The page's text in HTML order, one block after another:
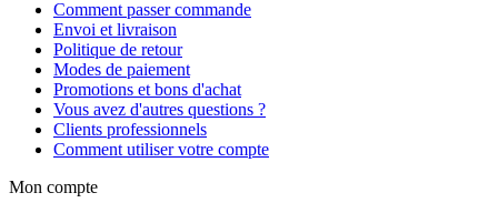
Comment passer commande
Envoi et livraison
Politique de retour
Modes de paiement
Promotions et bons d'achat
Vous avez d'autres questions ?
Clients professionnels
Comment utiliser votre compte
Mon compte